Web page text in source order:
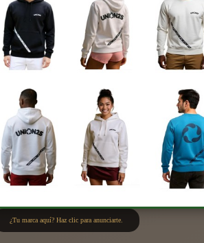
¿Tu marca aquí? Haz clic para anunciarte.